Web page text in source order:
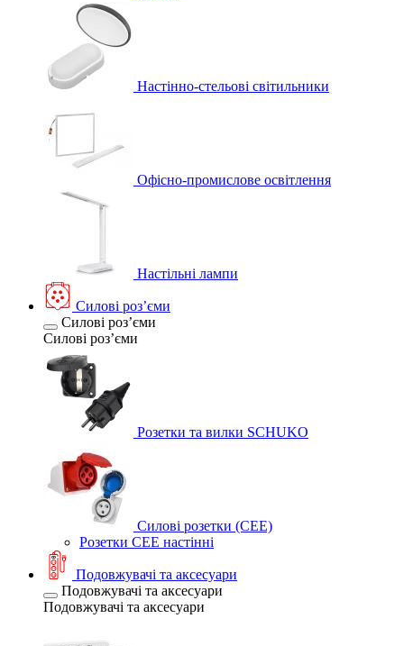
Настінно-стельові світильники
Офісно-промислове освітлення
Настільні лампи
Силові розʼєми
Силові розʼєми
Силові розʼєми
Розетки та вилки SCHUKO
Силові розетки (CEE)
Розетки CEE настінні
Подовжувачі та аксесуари
Подовжувачі та аксесуари
Подовжувачі та аксесуари